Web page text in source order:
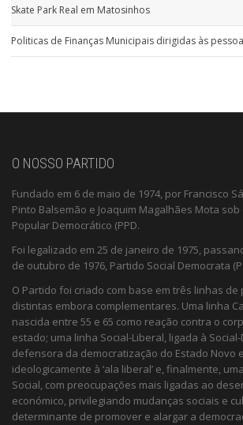
Skate Park Real em Matosinhos
Politicas de Finanças Municipais dirigidas às
O NOSSO PARTIDO
Fundado em 6 de maio de 1974, por Francisco
Pinto Balsemão e Joaquim Magalhães Mota
Popular Democrático (PPD.
Foi legalizado em 25 de janeiro de 1975,
de outubro de 1976, Partido Social Democrata
O Partido foi criado com base em três linhas de
distintas embora complementares. Uma linha
nascida entre 55 e 65 como reação contra o
estado; uma linha Social-Liberal, ligada à
defensora da democratização do Estado Novo
ideologicamente à ‘ala liberal’ e, finalmente,
Social, com preocupações mais ligadas ao
económico, privilegiando mudanças sociais e
determinante de promover e alargar a